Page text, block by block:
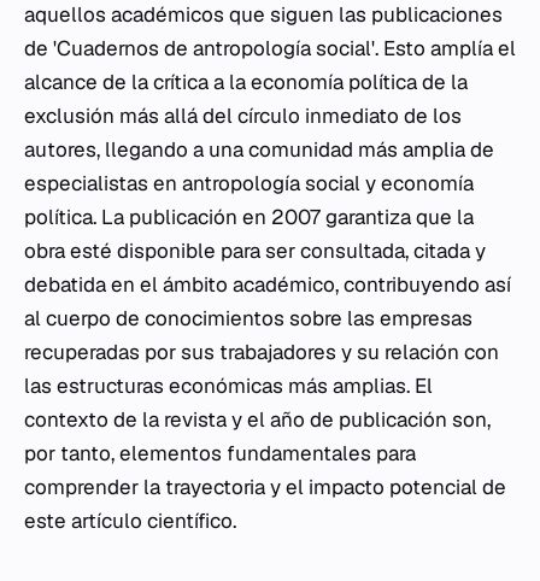
aquellos académicos que siguen las publicaciones
de 'Cuadernos de antropología social'. Esto amplía el
alcance de la crítica a la economía política de la
exclusión más allá del círculo inmediato de los
autores, llegando a una comunidad más amplia de
especialistas en antropología social y economía
política. La publicación en 2007 garantiza que la
obra esté disponible para ser consultada, citada y
debatida en el ámbito académico, contribuyendo así
al cuerpo de conocimientos sobre las empresas
recuperadas por sus trabajadores y su relación con
las estructuras económicas más amplias. El
contexto de la revista y el año de publicación son,
por tanto, elementos fundamentales para
comprender la trayectoria y el impacto potencial de
este artículo científico.